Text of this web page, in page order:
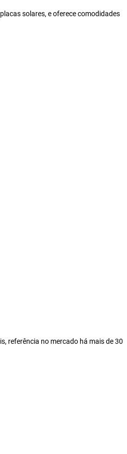
solares, e oferece comodidades
referência no mercado há mais de 30